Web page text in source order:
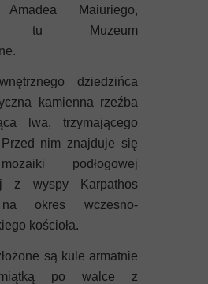
Amadea Maiuriego,
tu Muzeum
dziedzińca
kamienna rzeźba
lwa, trzymającego
Przed nim znajduje się
podłogowej
z wyspy Karpathos
okres wczesno-
kościoła.
są kule armatnie
po walce z